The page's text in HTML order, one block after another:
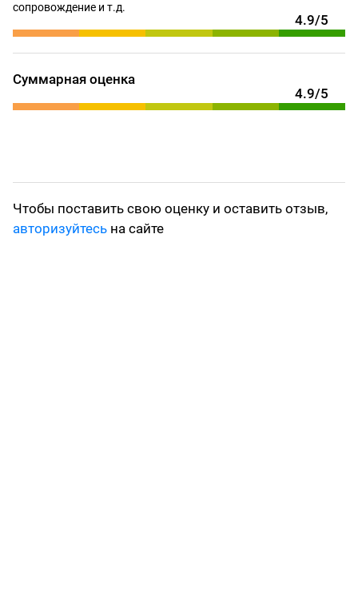
сопровождение и т.д.
4.9/5
Суммарная оценка
4.9/5
Чтобы поставить свою оценку и оставить отзыв,
авторизуйтесь на сайте